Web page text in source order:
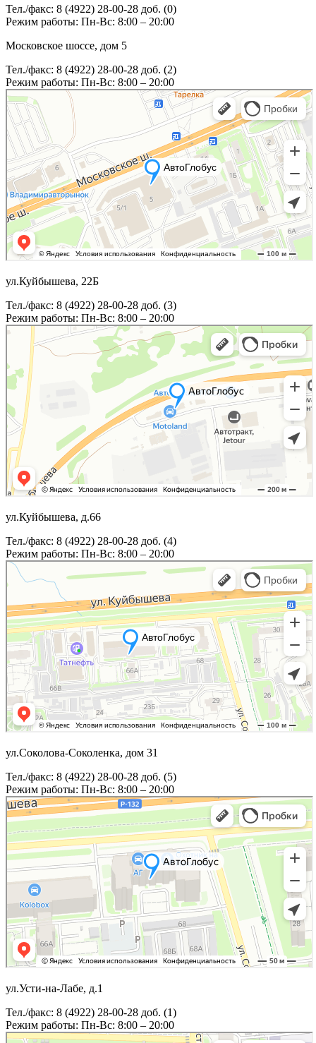
Тел./факс: 8 (4922) 28-00-28 доб. (0)
Режим работы: Пн-Вс: 8:00 – 20:00
Московское шоссе, дом 5
Тел./факс: 8 (4922) 28-00-28 доб. (2)
Режим работы: Пн-Вс: 8:00 – 20:00
ул.Куйбышева, 22Б
Тел./факс: 8 (4922) 28-00-28 доб. (3)
Режим работы: Пн-Вс: 8:00 – 20:00
ул.Куйбышева, д.66
Тел./факс: 8 (4922) 28-00-28 доб. (4)
Режим работы: Пн-Вс: 8:00 – 20:00
ул.Соколова-Соколенка, дом 31
Тел./факс: 8 (4922) 28-00-28 доб. (5)
Режим работы: Пн-Вс: 8:00 – 20:00
ул.Усти-на-Лабе, д.1
Тел./факс: 8 (4922) 28-00-28 доб. (1)
Режим работы: Пн-Вс: 8:00 – 20:00